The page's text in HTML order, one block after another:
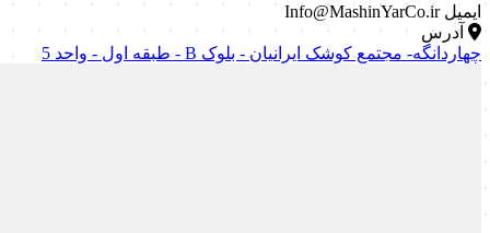
ایمیل Info@MashinYarCo.ir
آدرس
چهاردانگه- مجتمع کوشک ایرانیان - بلوک B - طبقه اول - واحد 5